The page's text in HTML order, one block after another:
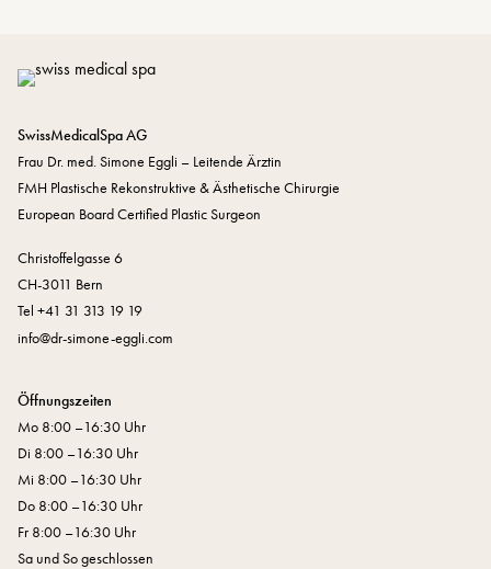
SwissMedicalSpa AG
Frau Dr. med. Simone Eggli – Leitende Ärztin
FMH Plastische Rekonstruktive & Ästhetische Chirurgie
European Board Certified Plastic Surgeon
Christoffelgasse 6
CH-3011 Bern
Tel +41 31 313 19 19
nf
dr-s m n - ggl c m
Öffnungszeiten
Mo 8:00 –16:30 Uhr
Di 8:00 –16:30 Uhr
Mi 8:00 –16:30 Uhr
Do 8:00 –16:30 Uhr
Fr 8:00 –16:30 Uhr
Sa und So geschlossen